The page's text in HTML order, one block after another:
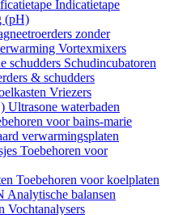
Indicatietape
(pH)
zonder
Vortexmixers
schudders Schudincubatoren
& schudders
Vriezers
Ultrasone waterbaden
voor bains-marie
verwarmingsplaten
Toebehoren voor
Toebehoren voor koelplaten
Analytische balansen
Vochtanalysers